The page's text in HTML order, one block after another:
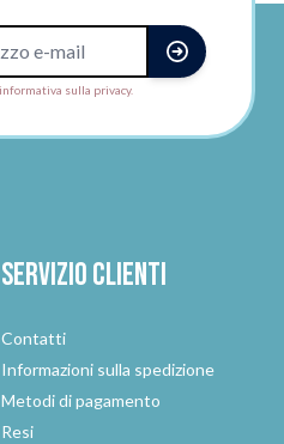
sulla privacy.
Servizio clienti
Contatti
Informazioni sulla spedizione
Metodi di pagamento
Resi